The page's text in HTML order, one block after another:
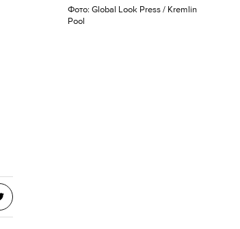
Фото: Global Look Press / Kremlin
Pool